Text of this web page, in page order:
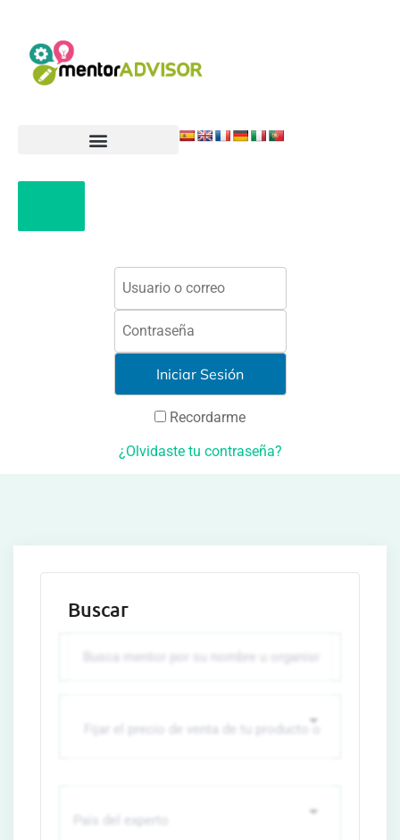
Recordarme
¿Olvidaste tu contraseña?
Buscar